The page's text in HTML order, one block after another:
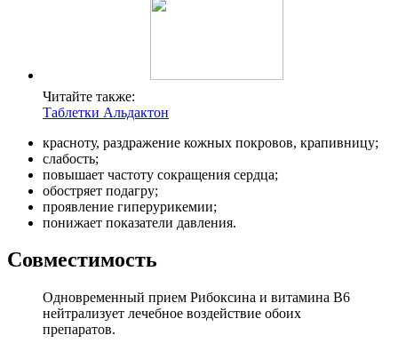
Читайте также:
Таблетки Альдактон
красноту, раздражение кожных покровов, крапивницу;
слабость;
повышает частоту сокращения сердца;
обостряет подагру;
проявление гиперурикемии;
понижает показатели давления.
Совместимость
Одновременный прием Рибоксина и витамина В6
нейтрализует лечебное воздействие обоих
препаратов.